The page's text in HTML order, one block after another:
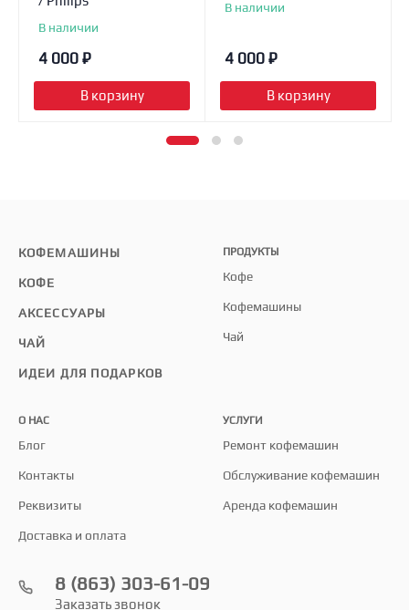
В наличии
4 000 ₽
В корзину
В наличии
4 000 ₽
В корзину
КОФЕМАШИНЫ
КОФЕ
АКСЕССУАРЫ
ЧАЙ
ИДЕИ ДЛЯ ПОДАРКОВ
ПРОДУКТЫ
Кофе
Кофемашины
Чай
О НАС
Блог
Контакты
Реквизиты
Доставка и оплата
УСЛУГИ
Ремонт кофемашин
Обслуживание кофемашин
Аренда кофемашин
8 (863) 303-61-09
Заказать звонок